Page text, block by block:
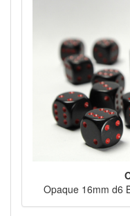
Opaque 16mm d6